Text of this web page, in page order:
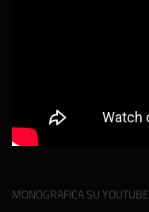
MONOGRAFICA SU YOUTUBE